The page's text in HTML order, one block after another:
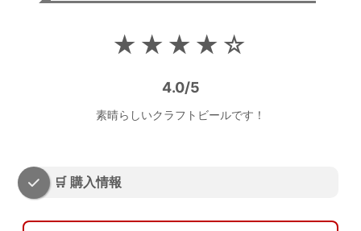
★★★★☆
4.0/5
素晴らしいクラフトビールです！
🛒 購入情報